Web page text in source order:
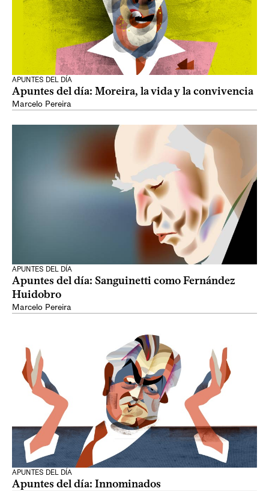
APUNTES DEL DÍA
Apuntes del día: Moreira, la vida y la convivencia
Marcelo Pereira
APUNTES DEL DÍA
Apuntes del día: Sanguinetti como Fernández
Huidobro
Marcelo Pereira
APUNTES DEL DÍA
Apuntes del día: Innominados